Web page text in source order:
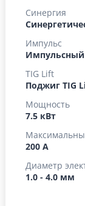
Синергия
Импульс
TIG Lift
Поджиг TIG
Мощность
7.5 кВт
200 А
Диаметр
1.0 - 4.0 мм